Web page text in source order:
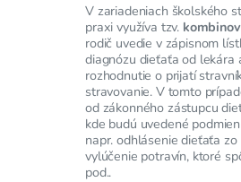
V zariadeniach školského
praxi využíva tzv.
rodič uvedie v zápisnom
diagnózu dieťaťa od lekára
rozhodnutie o prijatí
stravovanie. V tomto
od zákonného zástupcu
kde budú uvedené
napr. odhlásenie dieťaťa
vylúčenie potravín, ktoré
pod..